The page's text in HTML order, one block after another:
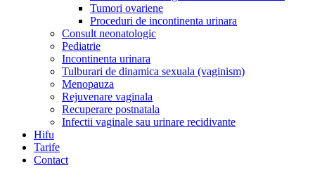
Tumori ovariene
Proceduri de incontinenta urinara
Consult neonatologic
Pediatrie
Incontinenta urinara
Tulburari de dinamica sexuala (vaginism)
Menopauza
Rejuvenare vaginala
Recuperare postnatala
Infectii vaginale sau urinare recidivante
Hifu
Tarife
Contact